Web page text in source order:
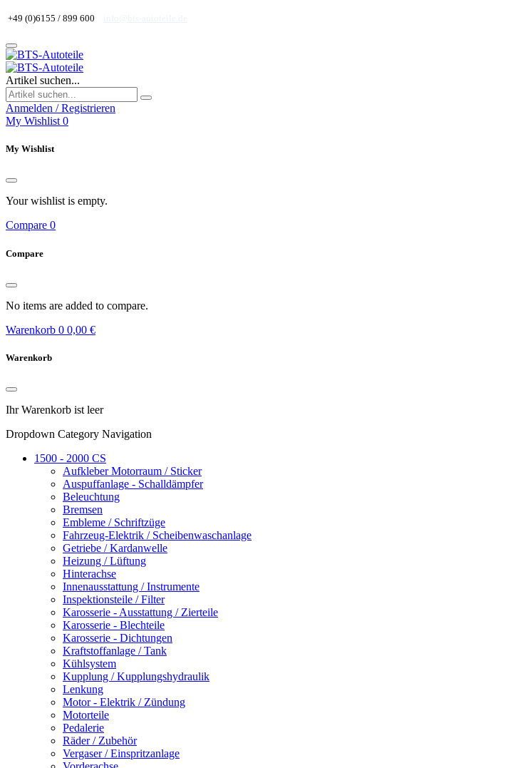
+49 (0)6155 / 899 600
Artikel suchen...
Anmelden / Registrieren
My Wishlist 0
My Wishlist
Your wishlist is empty.
Compare 0
Compare
No items are added to compare.
Warenkorb 0 0,00 €
Warenkorb
Ihr Warenkorb ist leer
Dropdown Category Navigation
1500 - 2000 CS
Aufkleber Motorraum / Sticker
Auspuffanlage - Schalldämpfer
Beleuchtung
Bremsen
Embleme / Schriftzüge
Fahrzeug-Elektrik / Scheibenwaschanlage
Getriebe / Kardanwelle
Heizung / Lüftung
Hinterachse
Innenausstattung / Instrumente
Inspektionsteile / Filter
Karosserie - Ausstattung / Zierteile
Karosserie - Blechteile
Karosserie - Dichtungen
Kraftstoffanlage / Tank
Kühlsystem
Kupplung / Kupplungshydraulik
Lenkung
Motor - Elektrik / Zündung
Motorteile
Pedalerie
Räder / Zubehör
Vergaser / Einspritzanlage